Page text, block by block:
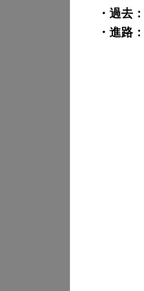
・過去：
・進路：